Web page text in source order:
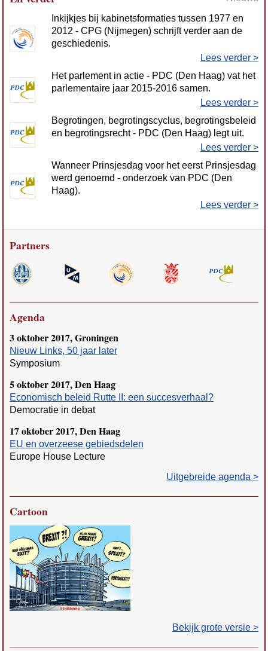
Inkijkjes bij kabinetsformaties tussen 1977 en
2012 - CPG (Nijmegen) schrijft verder aan de
geschiedenis.
Lees verder >
Het parlement in actie - PDC (Den Haag) vat het
parlementaire jaar 2015-2016 samen.
Lees verder >
Begrotingen, begrotingscyclus, begrotingsbeleid
en begrotingsrecht - PDC (Den Haag) legt uit.
Lees verder >
Wanneer Prinsjesdag voor het eerst Prinsjesdag
werd genoemd - onderzoek van PDC (Den
Haag).
Lees verder >
Partners
Agenda
3 oktober 2017, Groningen
Nieuw Links, 50 jaar later
Symposium
5 oktober 2017, Den Haag
Economisch beleid Rutte II: een succesverhaal?
Democratie in debat
17 oktober 2017, Den Haag
EU en overzeese gebiedsdelen
Europe House Lecture
Uitgebreide agenda >
Cartoon
Bekijk grote versie >